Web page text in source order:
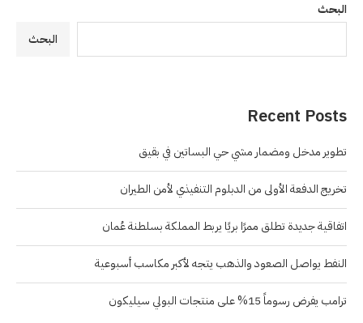
البحث
البحث
Recent Posts
تطوير مدخل ومضمار مشي حي البساتين في بقيق
تخريج الدفعة الأولى من الدبلوم التنفيذي لأمن الطيران
اتفاقية جديدة تطلق ممرًا بريًا يربط المملكة بسلطنة عُمان
النفط يواصل الصعود والذهب يتجه لأكبر مكاسب أسبوعية
ترامب يفرض رسوماً 15% على منتجات البولي سيليكون